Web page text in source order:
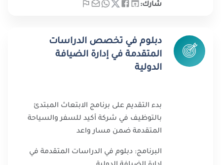
شارك:
دبلوم في تخصص الدراسات
المتقدمة في إدارة الضيافة
الدولية
بدء التقديم على برنامج الابتعاث المبتدئ
بالتوظيف في شركة أكيد للسفر والسياحة
المتقدمة ضمن مسار واعد
البرنامج: دبلوم في الدراسات المتقدمة في